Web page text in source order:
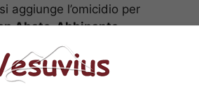
aggiunge l’omicidio per
Abate-Abbinante-
cronaca come nuova faida